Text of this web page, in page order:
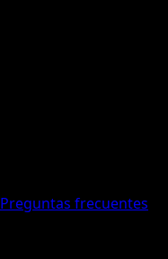
Preguntas frecuentes